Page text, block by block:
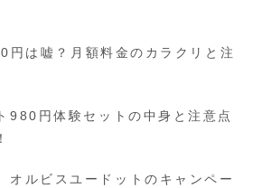
は嘘？月額料金のカラクリと注
980円体験セットの中身と注意点
オルビスユードットのキャンペー